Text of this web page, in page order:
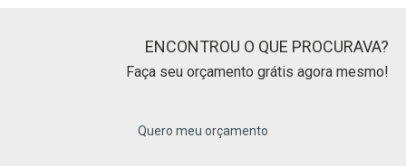
ENCONTROU O QUE PROCURAVA?
Faça seu orçamento grátis agora mesmo!
Quero meu orçamento